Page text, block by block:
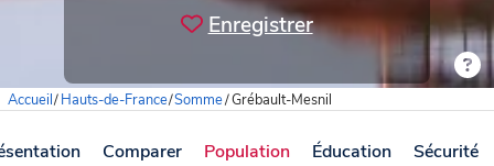
Enregistrer
Accueil/Hauts-de-France/Somme/Grébault-Mesnil
Comparer Population Éducation Sécurité